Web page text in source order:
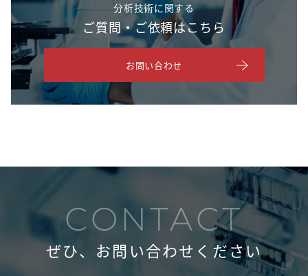
分析技術に関する
ご質問・ご依頼はこちら
お問い合わせ
CONTACT
ぜひ、お問い合わせください